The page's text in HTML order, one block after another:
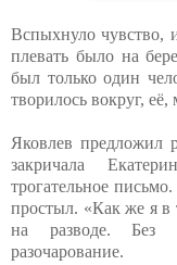
Вспыхнуло чувство,
плевать было на
был только один
творилось вокруг,
Яковлев предложил
закричала
трогательное
простыл. «Как же я в
на разводе. Без
разочарование.